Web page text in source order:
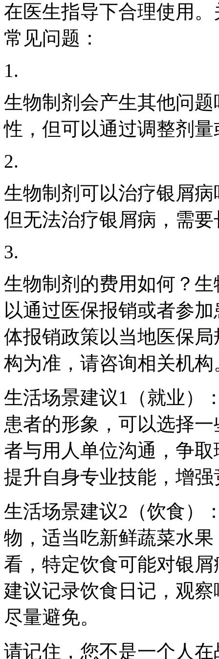
在医生指导下合理使用
常见问题：
1.
生物制剂会产生其他问
性，但可以通过调整剂
2.
生物制剂可以治疗银屑
但无法治疗银屑病，需
3.
生物制剂的费用如何？
以通过医保报销或者参
体报销政策以当地医保
构为准，请咨询相关机构
生活场景建议1（就业）
患者的形象，可以选择
者与用人单位沟通，争
提升自身专业技能，增
生活场景建议2（饮食）
物，适当吃新鲜蔬菜水
看，特定饮食可能对银
建议记录饮食日记，观
尽量避免。
请记住，您不是一个人